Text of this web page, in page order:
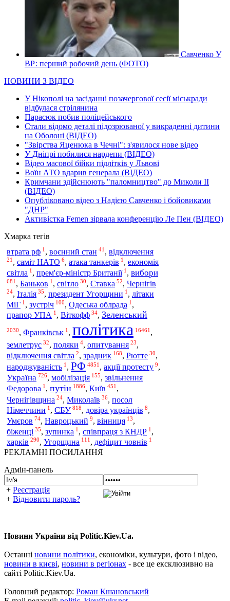
Савченко У
ВР: перший робочий день (ФОТО)
НОВИНИ З ВІДЕО
У Нікополі на засіданні позачергової сесії міськради
відбулася стрілянина
Парасюк побив поліцейського
Стали відомо деталі підозрюваної у викраденні дитини
на Оболоні (ВІДЕО)
"Звірства Яценюка в Чечні": з'явилося нове відео
У Дніпрі побилися нардепи (ВІДЕО)
Відео масової бійки підлітків у Львові
Воїн АТО вдарив генерала (ВІДЕО)
Кримчани здійснюють "паломництво" до Миколи ІІ
(ВІДЕО)
Опубліковано відео з Надією Савченко і бойовиками
"ДНР"
Активістка Femen зірвала конференцію Ле Пен (ВІДЕО)
Хмарка тегів
втрата рф 1 , воєнний стан 41 , відключення
21 , саміт НАТО 6, атака танкерів 1 , економія
світла 1 , прем'єр-міністр Британії 1 , вибори
681 , Баньков 1 , світло 30, Ставка 52, Чернігів
24, Італія 35, президент Угорщини 1 , літаки
МіГ 1 , зустріч 100, Одеська облрада 1 ,
прапор УПА 1 , Віткофф 34, Зеленський
2030, Франківськ 1 , політика 16461 ,
землетрус 32, поляки 4, опитування 23,
відключення світла 2, зрадник 168, Рютте 30,
народжуваність 1 , РФ 4851 , акції протесту 9,
Україна 726, мобілізація 155, звільнення
Федорова 1 , путін 1886, Київ 451 ,
Чернігівщина 24, Миколаїв 36, посол
Німеччини 1 , СБУ 818, довіра українців 8,
Умєров 74, Навроцький 9, вінниця 13,
біженці 35, зупинка 1 , співпраця з КНДР 1 ,
харків 290, Угорщина 111 , дефіцит човнів 1
РЕКЛАМНІ ПОСИЛАННЯ
Адмін-панель
+ Реєстрація
+ Відновити пароль?
Новини України від Politic.Kiev.Ua.
Останні новини політики, економіки, культури, фото і відео,
новини в києві, новини в регіонах - все це ексклюзивно на
сайті Politic.Kiev.Ua.
Головний редактор: Роман Кшановський